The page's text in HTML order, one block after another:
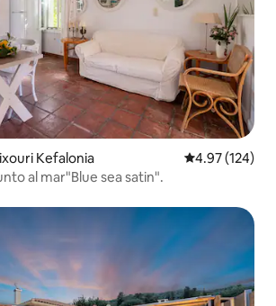
Kefalonia Calificación
4.97 (124)
al mar"Blue sea satin".